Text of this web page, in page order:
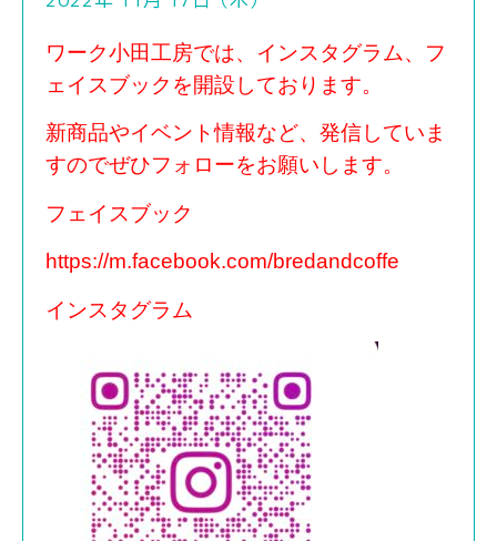
ワーク小田工房では、インスタグラム、フ
ェイスブックを開設しております。
新商品やイベント情報など、発信していま
すのでぜひフォローをお願いします。
フェイスブック
https://m.facebook.com/bredandcoffe
インスタグラム